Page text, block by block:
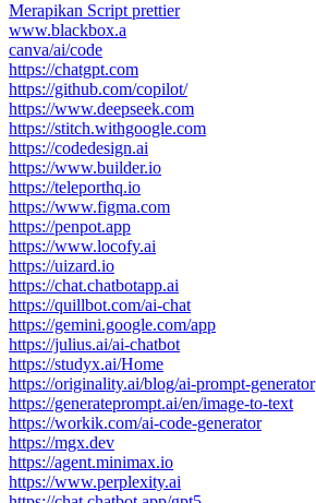
Merapikan Script prettier
www.blackbox.a
canva/ai/code
https://chatgpt.com
https://github.com/copilot/
https://www.deepseek.com
https://stitch.withgoogle.com
https://codedesign.ai
https://www.builder.io
https://teleporthq.io
https://www.figma.com
https://penpot.app
https://www.locofy.ai
https://uizard.io
https://chat.chatbotapp.ai
https://quillbot.com/ai-chat
https://gemini.google.com/app
https://julius.ai/ai-chatbot
https://studyx.ai/Home
https://originality.ai/blog/ai-prompt-generator
https://generateprompt.ai/en/image-to-text
https://workik.com/ai-code-generator
https://mgx.dev
https://agent.minimax.io
https://www.perplexity.ai